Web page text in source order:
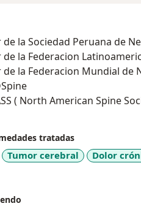
la Sociedad Peruana de
la Federacion
la Federacion Mundial de
( North American Spine
(World Institute of Pain)
tratadas
Tumor cerebral Dolor